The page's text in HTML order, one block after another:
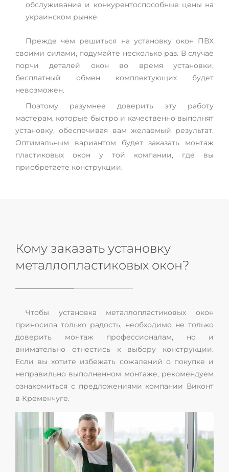
обслуживание и конкурентоспособные цены на
украинском рынке.
Прежде чем решиться на установку окон ПВХ
своими силами, подумайте несколько раз. В случае
порчи деталей окон во время установки,
бесплатный обмен комплектующих будет
невозможен.
Поэтому разумнее доверить эту работу
мастерам, которые быстро и качественно выполнят
установку, обеспечивая вам желаемый результат.
Оптимальным вариантом будет заказать монтаж
пластиковых окон у той компании, где вы
приобретаете конструкции.
Кому заказать установку
металлопластиковых окон?
Чтобы установка металлопластиковых окон
приносила только радость, необходимо не только
доверить монтаж профессионалам, но и
внимательно отнестись к выбору конструкции.
Если вы хотите избежать сожалений о покупке и
неправильно выполненном монтаже, рекомендуем
ознакомиться с предложениями компании Виконт
в Кременчуге.